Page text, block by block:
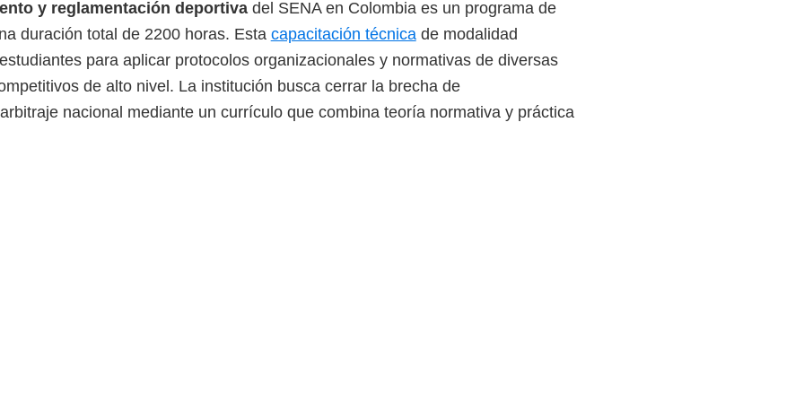
y reglamentación deportivadel SENA en Colombia es un programa de
duración total de 2200 horas. Esta capacitación técnicade modalidad
para aplicar protocolos organizacionales y normativas de diversas
de alto nivel. La institución busca cerrar la brecha de
nacional mediante un currículo que combina teoría normativa y práctica